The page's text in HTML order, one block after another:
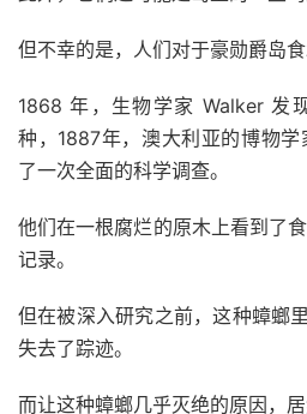
但不幸的是，人们对于豪勋爵岛
1868 年，生物学家 Walker 发
种，1887年，澳大利亚的博物
了一次全面的科学调查。
他们在一根腐烂的原木上看到了
记录。
但在被深入研究之前，这种蟑螂
失去了踪迹。
而让这种蟑螂几乎灭绝的原因，居